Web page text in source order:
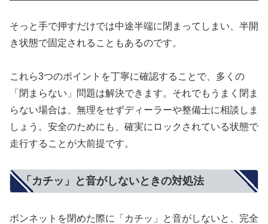
そっと手で押すだけでは中途半端に閉まってしまい、半開
き状態で固定されることもあるのです。
これら3つのポイントを丁寧に確認することで、多くの
「閉まらない」問題は解決できます。それでもうまく閉ま
らない場合は、無理をせずディーラーや整備士に相談しま
しょう。安全のためにも、確実にロックされている状態で
走行することが大前提です。
「カチッ」と音がしないときの対処法
ボンネットを閉めた際に「カチッ」と音がしないと、完全